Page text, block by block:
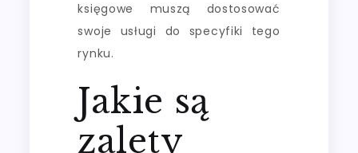
księgowe muszą dostosować
swoje usługi do specyfiki tego
rynku.
Jakie są
zalety